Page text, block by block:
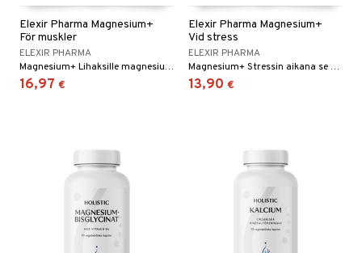
Elexir Pharma Magnesium+
För muskler
ELEXIR PHARMA
Magnesium+ Lihaksille magnesiumsitraatin, -malaatin ja B6-vitamiinin, sinkin ja punajuuritiivisteen kanssa.
16,97 €
Elexir Pharma Magnesium+
Vid stress
ELEXIR PHARMA
Magnesium+ Stressin aikana se sisältää magnesiumtauraattia, B6-vitamiinia aktiivisessa muodossa P-5-P (pyridoksaali-5-fosfaatti), ruusujuuriuutetta ja aminohappo L-teaniinia.
13,90 €